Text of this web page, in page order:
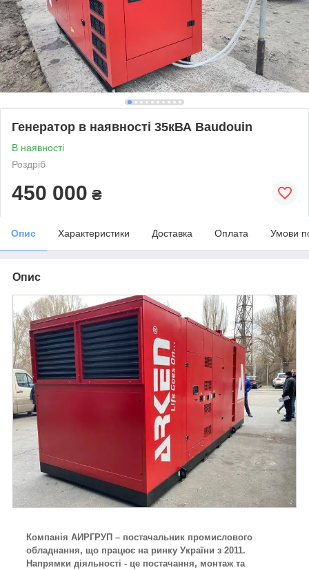
Генератор в наявності 35кВА Baudouin
В наявності
Роздріб
450 000 ₴
Опис Характеристики Доставка Оплата Умови
Опис
Компанія АИРГРУП – постачальник промислового
обладнання, що працює на ринку України з 2011.
Напрямки діяльності - це постачання, монтаж та